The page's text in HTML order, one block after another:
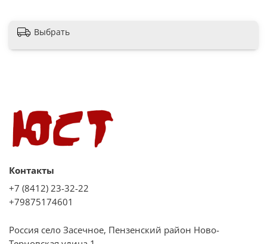
Выбрать
Контакты
+7 (8412) 23-32-22
+79875174601
Россия село Засечное, Пензенский район Ново-